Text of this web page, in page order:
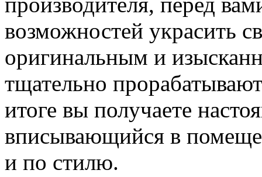
возможностей украсить
оригинальным и
тщательно
итоге вы получаете
вписывающийся в
и по стилю.